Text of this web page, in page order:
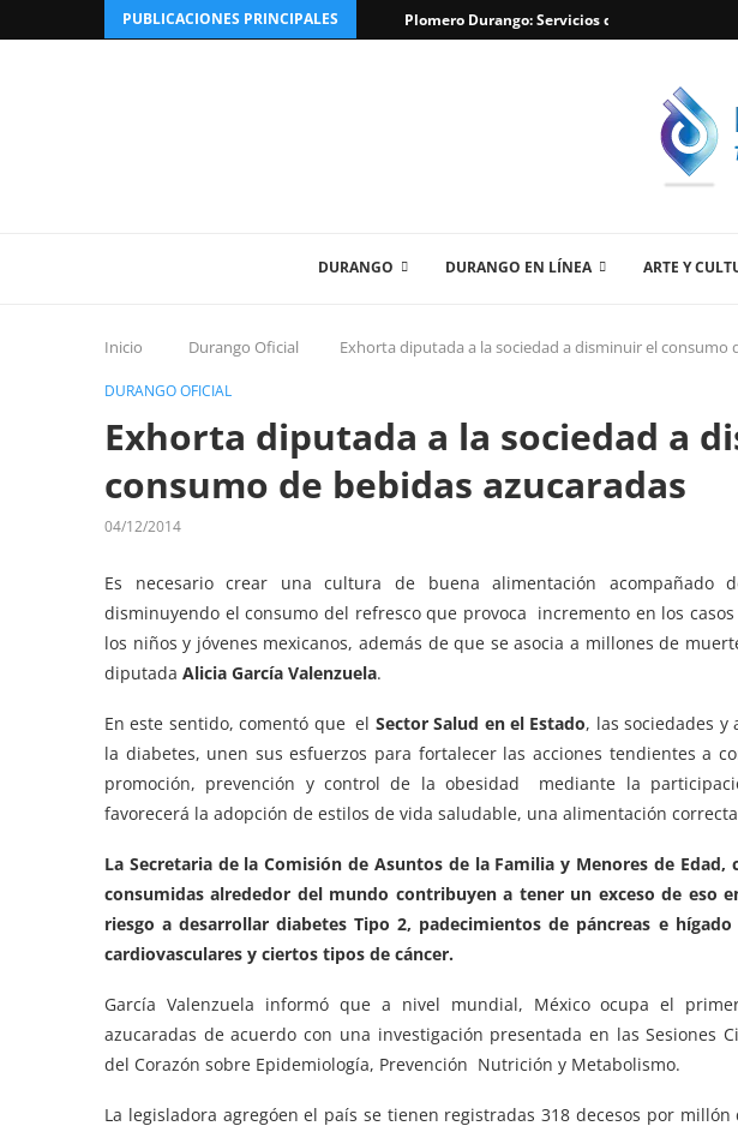
PUBLICACIONES PRINCIPALES Plomero Durango: Servicios de Plomería
DURANGO DURANGO EN LÍNEA ARTE Y
Inicio Durango Oficial Exhorta diputada a la sociedad a disminuir el consumo
DURANGO OFICIAL
Exhorta diputada a la sociedad a
consumo de bebidas azucaradas
04/12/2014
Es necesario crear una cultura de buena alimentación
disminuyendo el consumo del refresco que provoca incremento en los
los niños y jóvenes mexicanos, además de que se asocia a millones de
diputada Alicia García Valenzuela.
En este sentido, comentó que el Sector Salud en el Estado, las sociedades y
la diabetes, unen sus esfuerzos para fortalecer las acciones tendientes a
promoción, prevención y control de la obesidad mediante la
favorecerá la adopción de estilos de vida saludable, una alimentación
La Secretaria de la Comisión de Asuntos de la Familia y Menores de Edad,
consumidas alrededor del mundo contribuyen a tener un exceso de eso
riesgo a desarrollar diabetes Tipo 2, padecimientos de páncreas e
cardiovasculares y ciertos tipos de cáncer.
García Valenzuela informó que a nivel mundial, México ocupa el
azucaradas de acuerdo con una investigación presentada en las Sesiones
del Corazón sobre Epidemiología, Prevención Nutrición y Metabolismo.
La legisladora agregóen el país se tienen registradas 318 decesos por